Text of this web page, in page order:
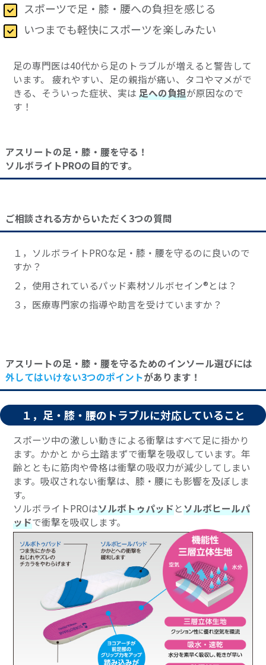
スポーツで足・膝・腰への負担を感じる
いつまでも軽快にスポーツを楽しみたい
足の専門医は40代から足のトラブルが増えると警告して
います。 疲れやすい、足の親指が痛い、タコやマメがで
きる、そういった症状、実は足への負担が原因なので
す！
アスリートの足・膝・腰を守る！
ソルボライトPROの目的です。
ご相談される方からいただく3つの質問
１，ソルボライトPROな足・膝・腰を守るのに良いので
すか？
２，使用されているパッド素材ソルボセイン®とは？
３，医療専門家の指導や助言を受けていますか？
アスリートの足・膝・腰を守るためのインソール選びには
外してはいけない3つのポイントがあります！
１，足・膝・腰のトラブルに対応していること
スポーツ中の激しい動きによる衝撃はすべて足に掛かり
ます。かかと から土踏まずで衝撃を吸収しています。年
齢とともに筋肉や骨格は衝撃の吸収力が減少してしまい
ます。吸収されない衝撃は、膝・腰にも影響を及ぼしま
す。
ソルボライトPROはソルボトゥパッドとソルボヒールパ
ッドで衝撃を吸収します。